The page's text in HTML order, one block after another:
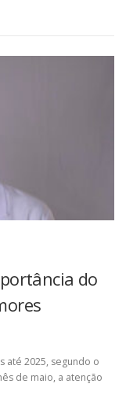
do
até 2025, segundo o
de maio, a atenção